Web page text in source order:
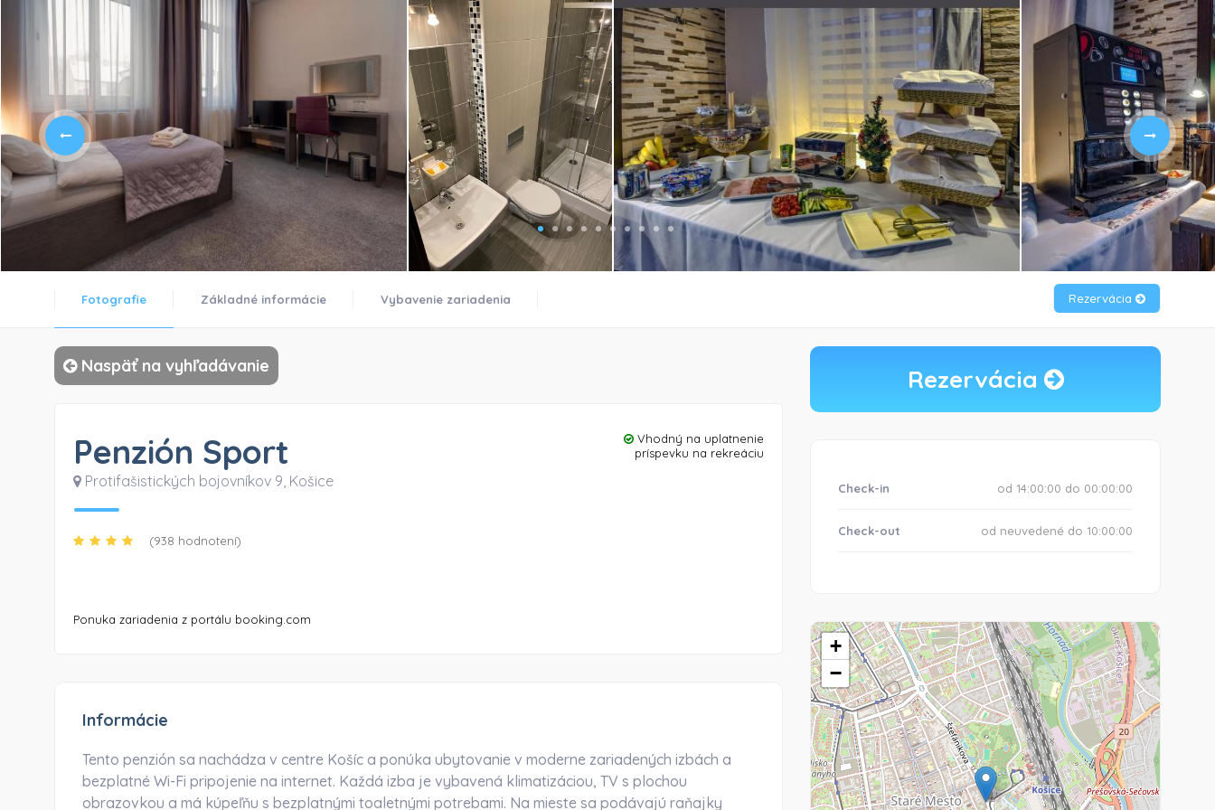
)
Fotografie Základné informácie Vybavenie zariadenia Rezervácia
Naspäť na vyhľadávanie
Penzión Sport
Protifašistických bojovníkov 9, Košice
(938 hodnotení)
Vhodný na uplatnenie
príspevku na rekreáciu
Ponuka zariadenia z portálu booking.com
Informácie
Tento penzión sa nachádza v centre Košíc a ponúka ubytovanie v moderne zariadených izbách a
bezplatné Wi-Fi pripojenie na internet. Každá izba je vybavená klimatizáciou, TV s plochou
obrazovkou a má kúpeľňu s bezplatnými toaletnými potrebami. Na mieste sa podávajú raňajky
Rezervácia
Check-in od 14:00:00 do 00:00:00
Check-out od neuvedené do 10:00:00
+
−